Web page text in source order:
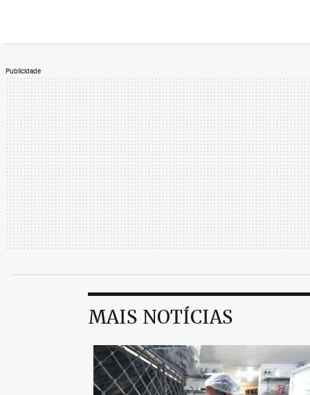
Para comemorar os 30 anos do Bouquet
edição do disputado Eat art, um projeto
entre cozinha e arte.
COM A PALAVRA...
AGNES FARKASVOLGYI
“Uma boa cozinheira”
Como os cursos de física e de belas-
das mais respeitadas chefs de Minas
Adorei a chef respeitada, mas, na
sobretudo, uma boa contadora ou
Construí uma identidade no meu
de todas minhas formações e do que
Publicidade
MAIS NOTÍCIAS